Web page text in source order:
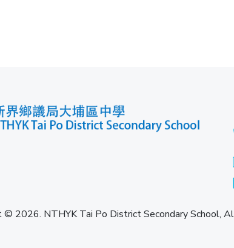
© 2026. NTHYK Tai Po District Secondary School,